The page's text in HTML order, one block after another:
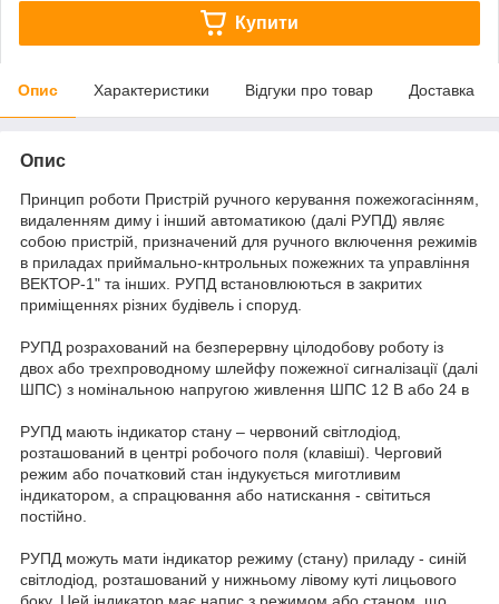
Купити
Опис Характеристики Відгуки про товар Доставка
Опис
Принцип роботи Пристрій ручного керування пожежогасінням,
видаленням диму і інший автоматикою (далі РУПД) являє
собою пристрій, призначений для ручного включення режимів
в приладах приймально-кнтрольных пожежних та управління
ВЕКТОР-1" та інших. РУПД встановлюються в закритих
приміщеннях різних будівель і споруд.
РУПД розрахований на безперервну цілодобову роботу із
двох або трехпроводному шлейфу пожежної сигналізації (далі
ШПС) з номінальною напругою живлення ШПС 12 В або 24 в
РУПД мають індикатор стану – червоний світлодіод,
розташований в центрі робочого поля (клавіші). Черговий
режим або початковий стан індукується миготливим
індикатором, а спрацювання або натискання - світиться
постійно.
РУПД можуть мати індикатор режиму (стану) приладу - синій
світлодіод, розташований у нижньому лівому куті лицьового
боку. Цей індикатор має напис з режимом або станом, що